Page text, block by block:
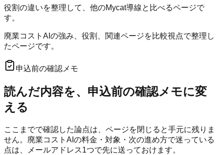
役割の違いを整理して、他のMycat導線と比べるページで
す。
廃業コストAIの強み、役割、関連ページを比較視点で整理し
たページです。
申込前の確認メモ
読んだ内容を、申込前の確認メモに変
える
ここまでで確認した論点は、ページを閉じると手元に残りま
せん。 廃業コストAI の料金・対象・次の進め方で迷っている
点は、メールアドレス1つで先に送っておけます。